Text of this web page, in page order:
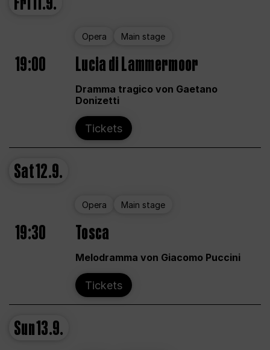
Opera Main stage
19:00 Lucia di Lammermoor
Dramma tragico von Gaetano
Donizetti
Tickets
Sat12.9.
Opera Main stage
19:30 Tosca
Melodramma von Giacomo Puccini
Tickets
Sun13.9.